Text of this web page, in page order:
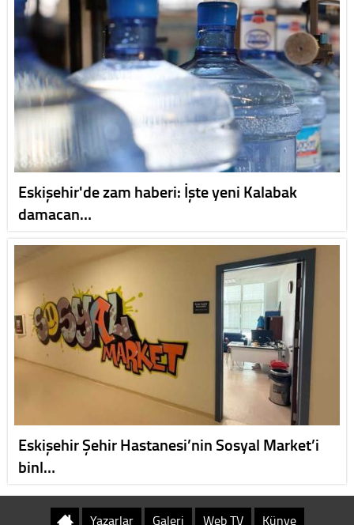
Eskişehir'de zam haberi: İşte yeni Kalabak
damacan…
Eskişehir Şehir Hastanesi’nin Sosyal Market’i
binl…
Yazarlar Galeri Web TV Künye